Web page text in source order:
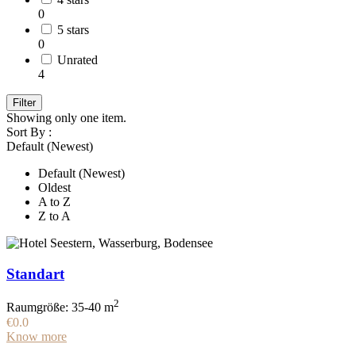
0
5 stars
0
Unrated
4
Filter
Showing only one item.
Sort By :
Default (Newest)
Default (Newest)
Oldest
A to Z
Z to A
Standart
Raumgröße: 35-40 m2
€0.0
Know more